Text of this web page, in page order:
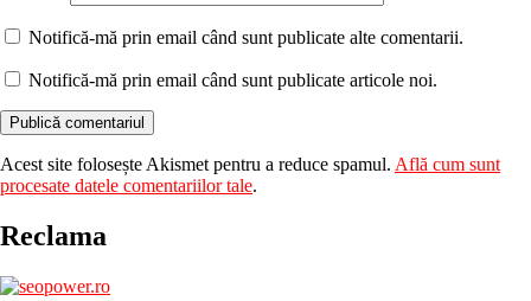
Notifică-mă prin email când sunt publicate alte comentarii.
Notifică-mă prin email când sunt publicate articole noi.
Acest site folosește Akismet pentru a reduce spamul. Află cum sunt
procesate datele comentariilor tale.
Reclama